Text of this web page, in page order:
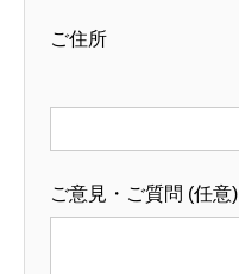
ご住所
ご意見・ご質問 (任意)